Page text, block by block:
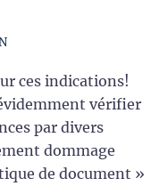
ces indications!
vérifier
par divers
dommage
de document »